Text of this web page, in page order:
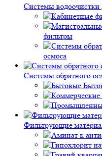
Системы водоочистки
фильтры
осмоса
Системы обратного
Фильтрующие